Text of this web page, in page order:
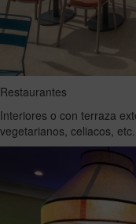
Restaurantes
Interiores o con terraza
vegetarianos, celiacos, etc.